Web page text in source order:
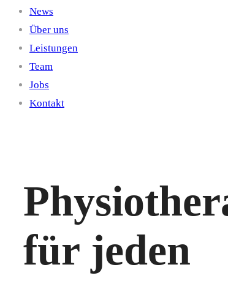
News
Über uns
Leistungen
Team
Jobs
Kontakt
für jeden